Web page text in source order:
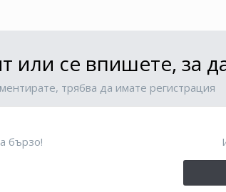
или се впишете, за
трябва да имате регистрация
бързо!